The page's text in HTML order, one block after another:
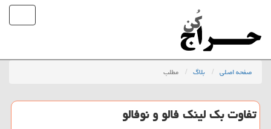
صفحه اصلی بلاگ مطلب
تفاوت بك لینك فالو و نوفالو